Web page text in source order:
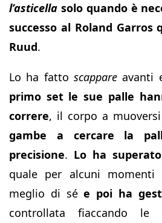
l’asticella solo quando è
successo al Roland
Ruud.
Lo ha fatto scappare avanti
primo set le sue palle
correre, il corpo a
gambe a cercare la
precisione. Lo ha
quale per alcuni
meglio di sée poi ha
controllata fiaccando le